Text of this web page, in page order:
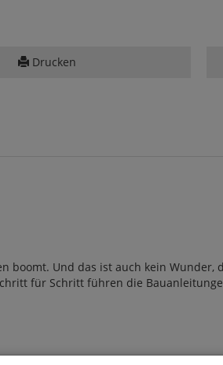
Drucken
boomt. Und das ist auch kein
für Schritt führen die